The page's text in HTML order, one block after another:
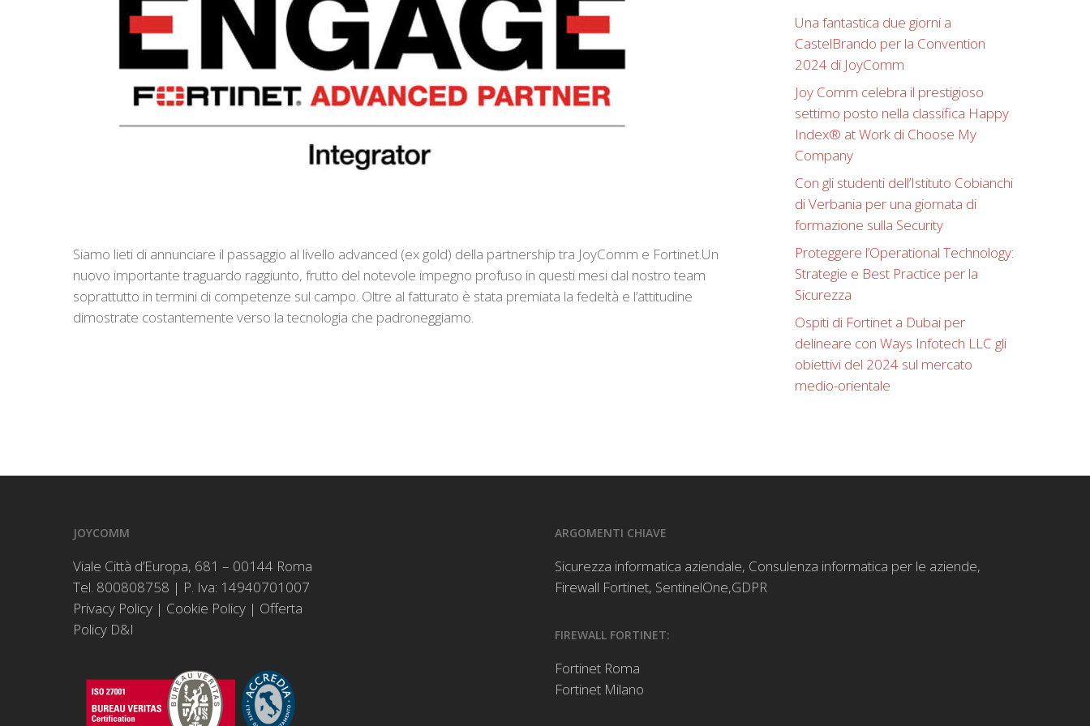
Siamo lieti di annunciare il passaggio al livello advanced (ex gold) della partnership tra JoyComm e Fortinet.Un
nuovo importante traguardo raggiunto, frutto del notevole impegno profuso in questi mesi dal nostro team
soprattutto in termini di competenze sul campo. Oltre al fatturato è stata premiata la fedeltà e l’attitudine
dimostrate costantemente verso la tecnologia che padroneggiamo.
Una fantastica due giorni a
CastelBrando per la Convention
2024 di JoyComm
Joy Comm celebra il prestigioso
settimo posto nella classifica Happy
Index®️ at Work di Choose My
Company
Con gli studenti dell’Istituto Cobianchi
di Verbania per una giornata di
formazione sulla Security
Proteggere l’Operational Technology:
Strategie e Best Practice per la
Sicurezza
Ospiti di Fortinet a Dubai per
delineare con Ways Infotech LLC gli
obiettivi del 2024 sul mercato
medio-orientale
JOYCOMM
Viale Città d’Europa, 681 – 00144 Roma
Tel. 800808758 | P. Iva: 14940701007
Privacy Policy | Cookie Policy | Offerta
Policy D&I
ARGOMENTI CHIAVE
Sicurezza informatica aziendale, Consulenza informatica per le aziende,
Firewall Fortinet, SentinelOne,GDPR
FIREWALL FORTINET:
Fortinet Roma
Fortinet Milano